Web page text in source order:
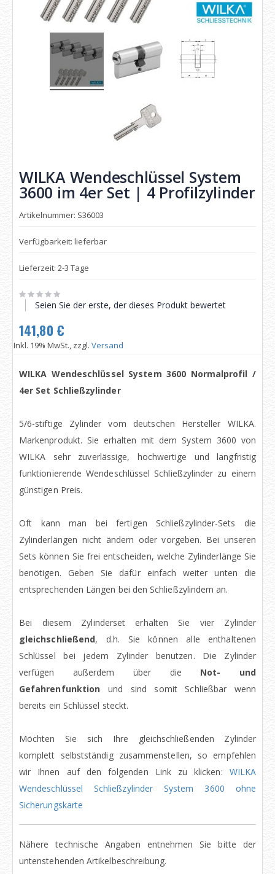
WILKA Wendeschlüssel System
3600 im 4er Set | 4 Profilzylinder
Artikelnummer: S36003
Verfügbarkeit: lieferbar
Lieferzeit: 2-3 Tage
Seien Sie der erste, der dieses Produkt bewertet
141,80 €
Inkl. 19% MwSt., zzgl. Versand
WILKA Wendeschlüssel System 3600 Normalprofil /
4er Set Schließzylinder
5/6-stiftige Zylinder vom deutschen Hersteller WILKA.
Markenprodukt. Sie erhalten mit dem System 3600 von
WILKA sehr zuverlässige, hochwertige und langfristig
funktionierende Wendeschlüssel Schließzylinder zu einem
günstigen Preis.
Oft kann man bei fertigen Schließzylinder-Sets die
Zylinderlängen nicht ändern oder vorgeben. Bei unseren
Sets können Sie frei entscheiden, welche Zylinderlänge Sie
benötigen. Geben Sie dafür einfach weiter unten die
entsprechenden Längen bei den Schließzylindern an.
Bei diesem Zylinderset erhalten Sie vier Zylinder
gleichschließend, d.h. Sie können alle enthaltenen
Schlüssel bei jedem Zylinder benutzen. Die Zylinder
verfügen außerdem über die Not- und
Gefahrenfunktion und sind somit Schließbar wenn
bereits ein Schlüssel steckt.
Möchten Sie sich Ihre gleichschließenden Zylinder
komplett selbstständig zusammenstellen, so empfehlen
wir Ihnen auf den folgenden Link zu klicken: WILKA
Wendeschlüssel Schließzylinder System 3600 ohne
Sicherungskarte
Nähere technische Angaben entnehmen Sie bitte der
untenstehenden Artikelbeschreibung.